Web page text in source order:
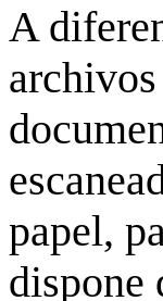
A
papel,
dispone